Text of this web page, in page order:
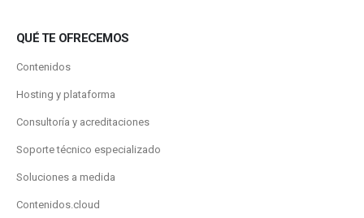
QUÉ TE OFRECEMOS
Contenidos
Hosting y plataforma
Consultoría y acreditaciones
Soporte técnico especializado
Soluciones a medida
Contenidos.cloud